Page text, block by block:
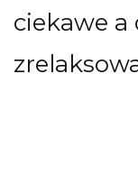
ciekawe a